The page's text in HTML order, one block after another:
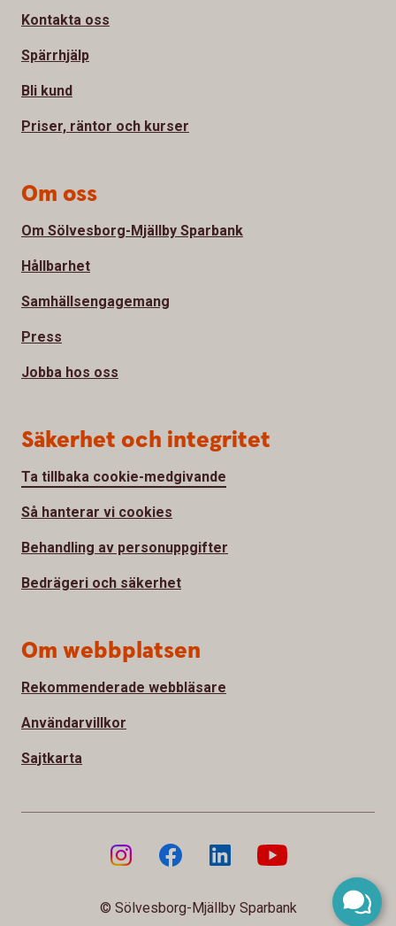
Kontakta oss
Spärrhjälp
Bli kund
Priser, räntor och kurser
Om oss
Om Sölvesborg-Mjällby Sparbank
Hållbarhet
Samhällsengagemang
Press
Jobba hos oss
Säkerhet och integritet
Ta tillbaka cookie-medgivande
Så hanterar vi cookies
Behandling av personuppgifter
Bedrägeri och säkerhet
Om webbplatsen
Rekommenderade webbläsare
Användarvillkor
Sajtkarta
© Sölvesborg-Mjällby Sparbank